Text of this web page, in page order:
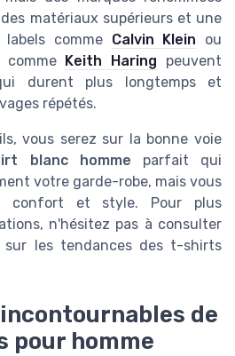
matériaux supérieurs et une
labels comme Calvin Klein ou
comme Keith Haring peuvent
durent plus longtemps et
répétés.
vous serez sur la bonne voie
blanc homme parfait qui
votre garde-robe, mais vous
confort et style. Pour plus
n'hésitez pas à consulter
sur les tendances des t-shirts
de
pour homme